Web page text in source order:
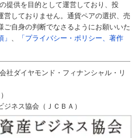
提供を目的として運営しており、投
営しておりません。通貨ペアの選択、売
自身の判断でなさるようにお願いいた
」 、
「プライバシー・ポリシー、著作
社ダイヤモンド・フィナンシャル・リ
ネス協会（ＪＣＢＡ）